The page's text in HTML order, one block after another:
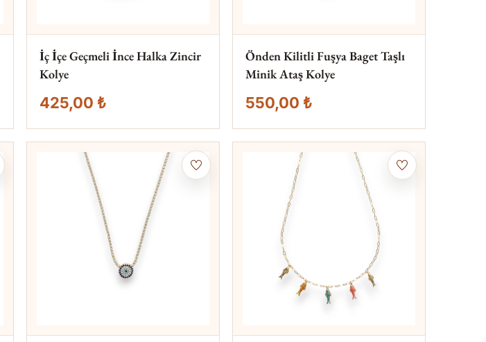
İç İçe Geçmeli İnce Halka Zincir
Kolye
425,00 ₺
Önden Kilitli Fuşya Baget Taşlı
Minik Ataş Kolye
550,00 ₺